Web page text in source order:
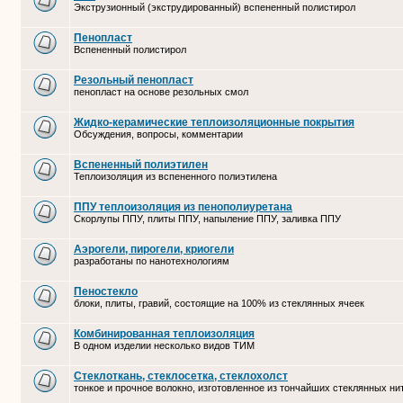
Экструзионный (экструдированный) вспененный полистирол
Пенопласт
Вспененный полистирол
Резольный пенопласт
пенопласт на основе резольных смол
Жидко-керамические теплоизоляционные покрытия
Обсуждения, вопросы, комментарии
Вспененный полиэтилен
Теплоизоляция из вспененного полиэтилена
ППУ теплоизоляция из пенополиуретана
Скорлупы ППУ, плиты ППУ, напыление ППУ, заливка ППУ
Аэрогели, пирогели, криогели
разработаны по нанотехнологиям
Пеностекло
блоки, плиты, гравий, состоящие на 100% из стеклянных ячеек
Комбинированная теплоизоляция
В одном изделии несколько видов ТИМ
Стеклоткань, стеклосетка, cтеклохолст
тонкое и прочное волокно, изготовленное из тончайших стеклянных